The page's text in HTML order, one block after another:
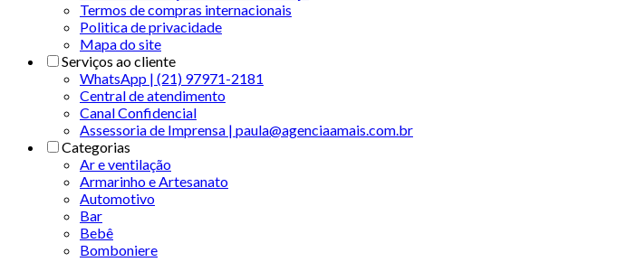
Termos de compras internacionais
Politica de privacidade
Mapa do site
Serviços ao cliente
WhatsApp | (21) 97971-2181
Central de atendimento
Canal Confidencial
Assessoria de Imprensa | paula@agenciaamais.com.br
Categorias
Ar e ventilação
Armarinho e Artesanato
Automotivo
Bar
Bebê
Bomboniere